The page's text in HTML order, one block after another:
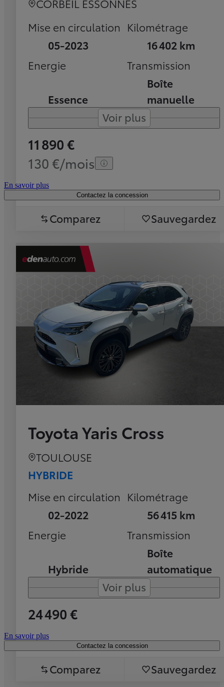
CORBEIL ESSONNES
Mise en circulation
05-2023
Kilométrage
16 402 km
Energie
Essence
Transmission
Boîte
manuelle
Voir plus
11 890 €
130 €/mois
En savoir plus
Contactez la concession
Comparez Sauvegardez
Toyota Yaris Cross
TOULOUSE
HYBRIDE
Mise en circulation
02-2022
Kilométrage
56 415 km
Energie
Hybride
Transmission
Boîte
automatique
Voir plus
24 490 €
En savoir plus
Contactez la concession
Comparez Sauvegardez